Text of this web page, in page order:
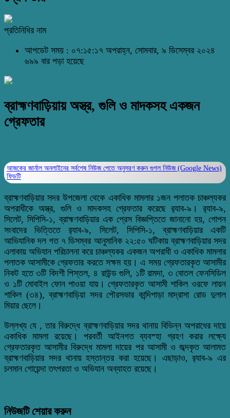
প্রতিনিধির নাম
আপডেট সময় : ০৭:১৫:১৭ অপরাহ্ন, সোমবার, ৯ ডিসেম্বর ২০২৪
৬৯৯ বার পড়া হয়েছে
ব্রাহ্মণবাড়িয়ায় অস্ত্র, গুলি ও মাদকসহ একজন
গ্রেফতার
আজকের জার্নাল অনলাইনের সর্বশেষ নিউজ পেতে অনুসরণ করুন গুগল নিউজ (Google News)
ফিডটি
ব্রাহ্মণবাড়িয়ার সদর উপজেলা থেকে একাধিক মামলার ১জন পলাতক চাঞ্চল্যকর
অপরাধীকে অস্ত্র, গুলি ও মাদকসহ গ্রেফতার করেছে র‌্যাব-৯। র‌্যাব-৯,
সিলেট, সিপিসি-১, ব্রাহ্মণবাড়িয়ার এক প্রেস বিজ্ঞপ্তিতে জানানো হয়, গোপন
সংবাদের ভিত্তিতে র‌্যাব-৯, সিলেট, সিপিসি-১, ব্রাহ্মণবাড়িয়ার একটি
আভিযানিক দল গত ৭ ডিসম্বর আনুমানিক ২২:৫০ ঘটিকায় ব্রাহ্মণবাড়িয়ার সদর
এলাকায় অভিযান পরিচালনা করে চাঞ্চল্যকর একজন অপরাধী ও একাধিক মামলার
পলাতক আসামীকে গ্রেফতার করতে সক্ষম হয়। এ সময় গ্রেফতারকৃত আসামীর
নিকট হতে ৩টি বিদশী পিস্তল, ৪ রাউন্ড গুলি, ১টি রামদা, ৩ বোতল ফেনসিডিল
ও ১টি মোবাইল ফোন পাওয়া যায়। গ্রেফতারকৃত আসামী শাকিল ওরফে লায়ন
শাকিল (৩৪), ব্রাহ্মণবাড়িয়া সদর পৌরসভার কান্দিপাড়া মাদ্রাসা রোড দুলাল
মিয়ার ছেলে।
উল্লখ্য যে , তার বিরুদ্ধে ব্রাহ্মণবাড়িয়ার সদর থানায় বিভিন্ন অপরাধের দায়ে
একাধিক মামলা রয়েছে। পরবর্তী আইনগত ব্যবস্হা গ্রহণ করার লক্ষ্যে
গ্রেফতারকৃত আসামীর বিরুদ্ধে মামলা দায়ের পর আসামী ও জব্দকৃত আলামত
ব্রাহ্মণবাড়িয়ার সদর থানায় হস্তান্তর করা হয়েছে। এছাড়াও, র‌্যাব-৯ এর
চলমান গোয়েন্দা তৎপরতা ও অভিযান অব্যাহত রয়েছে।
নিউজটি শেয়ার করুন